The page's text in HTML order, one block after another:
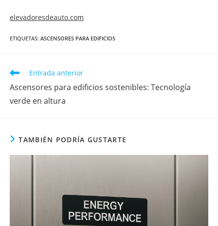
elevadoresdeauto.com
ETIQUETAS: ASCENSORES PARA EDIFICIOS
Entrada anterior
Ascensores para edificios sostenibles: Tecnología
verde en altura
TAMBIÉN PODRÍA GUSTARTE